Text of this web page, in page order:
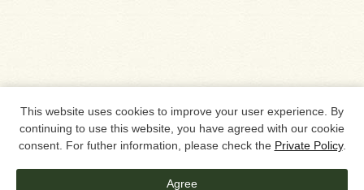
This website uses cookies to improve your user experience. By
continuing to use this website, you have agreed with our cookie
consent. For futher information, please check the Private Policy.
Agree